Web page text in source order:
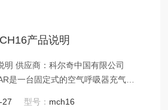
产品说明
明 供应商：科尔奇中国有限公司
是一台固定式的空气呼吸器充气
27 型号： mch16